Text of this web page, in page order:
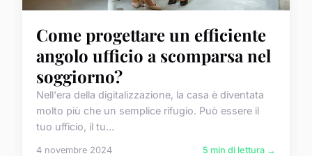
Come progettare un efficiente
angolo ufficio a scomparsa nel
soggiorno?
Nell'era della digitalizzazione, la casa è diventata
molto più che un semplice rifugio. Può essere il
tuo ufficio, il tu...
4 novembre 2024 5 min di lettura →